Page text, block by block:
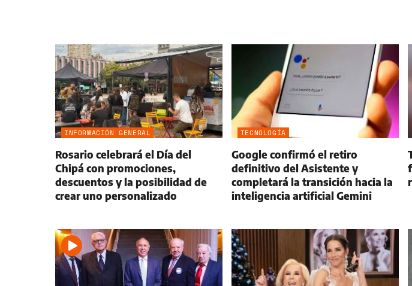
INFORMACIÓN GENERAL
Rosario celebrará el Día del
Chipá con promociones,
descuentos y la posibilidad de
crear uno personalizado
TECNOLOGÍA
Google confirmó el retiro
definitivo del Asistente y
completará la transición hacia la
inteligencia artificial Gemini